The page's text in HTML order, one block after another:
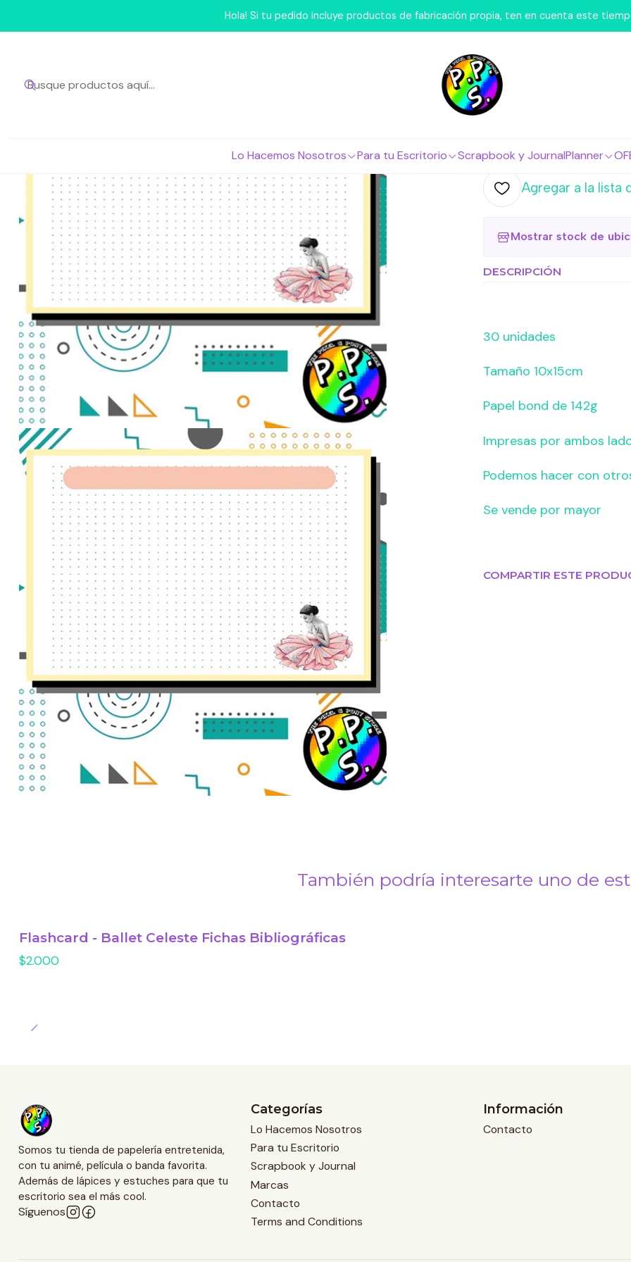
Lo Hacemos Nosotros Para tu Escritorio Scrapbook y JournalPlanner
Hola! Si tu pedido incluye productos de fabricación propia, ten en cuenta este
Inicio Lo Hacemos Nosotros FlashCards Flashcard - Ballet Rosado
|
Flashcard
Cantidad
Agregar a la lista
Mostrar stock de
DESCRIPCIÓN
30 unidades
Tamaño 10x15cm
Papel bond de 142g
Impresas por ambos
Podemos hacer con
Se vende por mayor
COMPARTIR ESTE
También podría interesarte uno de
Flashcard - Ballet Celeste Fichas Bibliográficas
$2.000
Somos tu tienda de papelería entretenida,
con tu animé, película o banda favorita.
Además de lápices y estuches para que tu
escritorio sea el más cool.
Síguenos
Categorías
Lo Hacemos Nosotros
Para tu Escritorio
Scrapbook y Journal
Marcas
Contacto
Terms and Conditions
Información
Contacto